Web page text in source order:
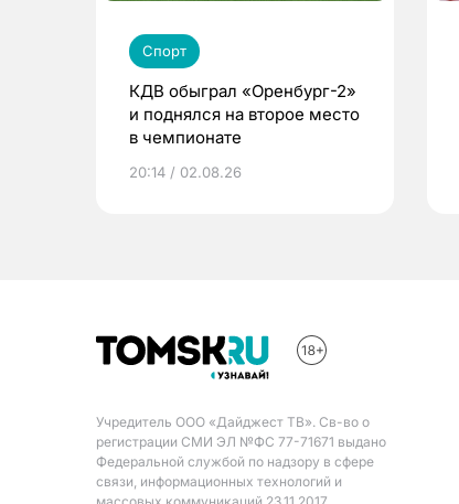
Спорт
КДВ обыграл «Оренбург-2»
и поднялся на второе место
в чемпионате
20:14 / 02.08.26
Учредитель ООО «Дайджест ТВ». Св-во о
регистрации СМИ ЭЛ №ФС 77-71671 выдано
Федеральной службой по надзору в сфере
связи, информационных технологий и